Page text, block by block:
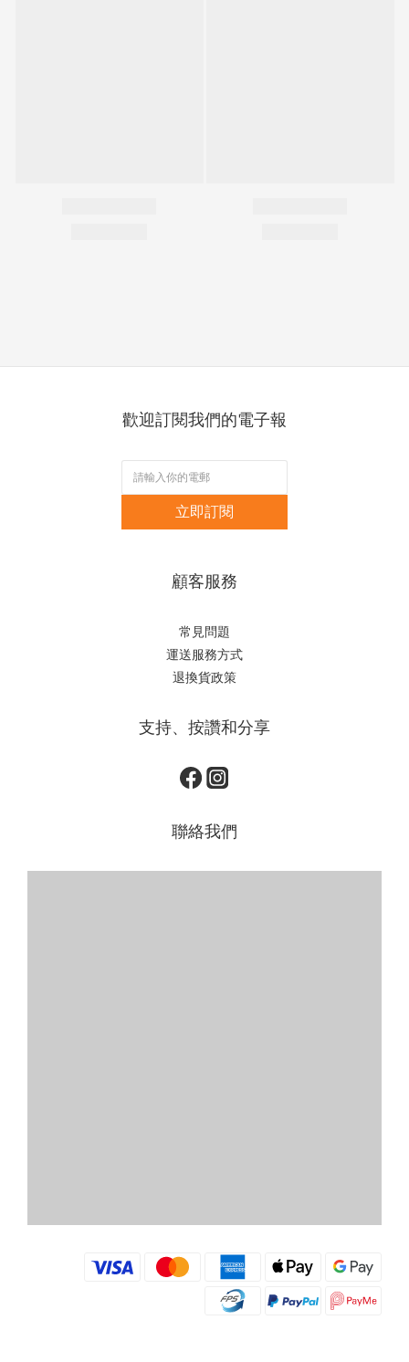
歡迎訂閱我們的電子報
立即訂閱
顧客服務
常見問題
運送服務方式
退換貨政策
支持、按讚和分享
聯絡我們